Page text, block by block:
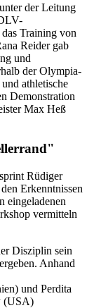
der Leitung
Training von
Reider gab
und
der Olympia-
athletische
Demonstration
Max Heß
Rüdiger
Erkenntnissen
eingeladenen
vermitteln
Disziplin sein
Anhand
und Perdita
(USA)